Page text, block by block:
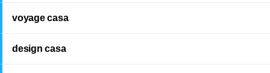
voyage casa
design casa